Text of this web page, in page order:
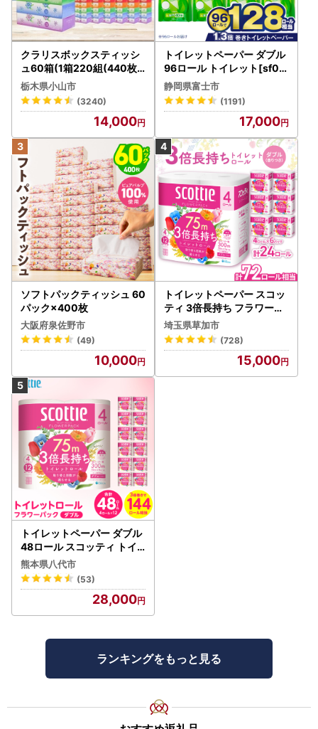
クラリスボックスティッシ
ュ60箱(1箱220組(440枚))
(5個入り×12セット)【配送
不可地域：離島・沖縄県】
【1256759】
栃木県小山市
(3240)
14,000
トイレットペーパー ダブル
96ロール トイレット[sf00
1-012]
静岡県富士市
(1191)
17,000
ソフトパックティッシュ 60
パック×400枚
大阪府泉佐野市
(49)
10,000
トイレットペーパー スコッ
ティ 3倍長持ち フラワーパ
ック 4ロール×6P
埼玉県草加市
(728)
15,000
トイレットペーパー ダブル
48ロール スコッティ トイ
レット
熊本県八代市
(53)
28,000
ランキングをもっと見る